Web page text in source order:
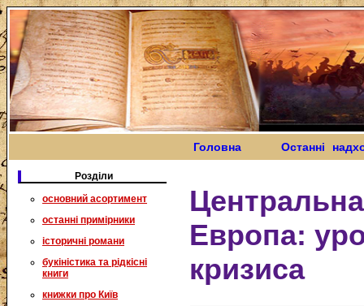
Головна Останні
Розділи
основний асортимент
останні примірники
історичні романи
букіністика та рідкісні
книги
книжки про Київ
Европа:
кризиса